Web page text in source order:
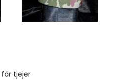
för tjejer